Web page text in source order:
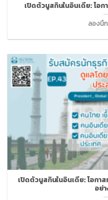
เปิดตัวนูสกินในอินเดีย: โอ
ลองนึ
เปิดตัวนูสกินในอินเดีย: โอกา
อย่